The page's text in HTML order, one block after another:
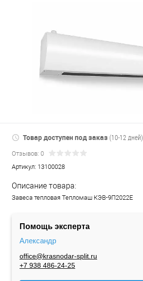
Товар доступен под заказ (10-12 дней)
Отзывов: 0
Артикул: 13100028
Описание товара:
Завеса тепловая Тепломаш КЭВ-9П2022Е
Помощь эксперта
Александр
office@krasnodar-split.ru
+7 938 486-24-25